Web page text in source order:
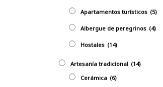
Apartamentos turísticos (5)
Albergue de peregrinos (4)
Hostales (14)
Artesaní­a tradicional (14)
Cerámica (6)